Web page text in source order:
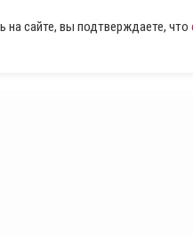
сайте, вы подтверждаете, что